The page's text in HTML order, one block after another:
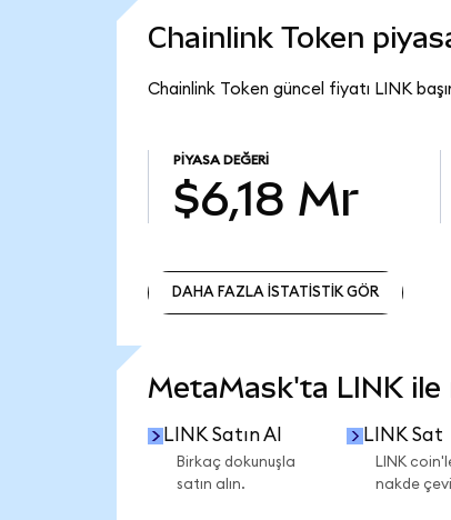
Chainlink Token
Chainlink Token güncel fiyatı LINK
PIYASA DEĞERI
$6,18 Mr
DAHA FAZLA İSTATİSTİK GÖR
MetaMask'ta LINK ile
LINK Satın Al
Birkaç dokunuşla
satın alın.
LINK Sat
LINK
nakde